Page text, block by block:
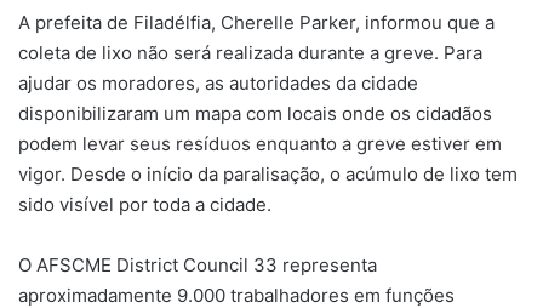
A prefeita de Filadélfia, Cherelle Parker, informou que a
coleta de lixo não será realizada durante a greve. Para
ajudar os moradores, as autoridades da cidade
disponibilizaram um mapa com locais onde os cidadãos
podem levar seus resíduos enquanto a greve estiver em
vigor. Desde o início da paralisação, o acúmulo de lixo tem
sido visível por toda a cidade.
O AFSCME District Council 33 representa
aproximadamente 9.000 trabalhadores em funções